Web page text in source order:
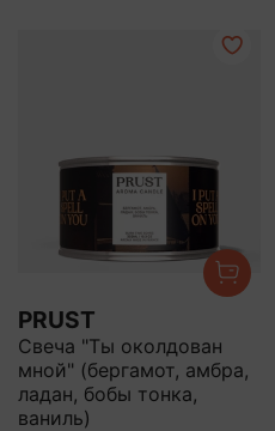
PRUST
Свеча "Ты околдован
мной" (бергамот, амбра,
ладан, бобы тонка,
ваниль)